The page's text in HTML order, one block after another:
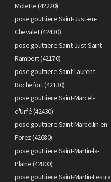
Molette (42220)
pose gouttiere Saint-Just-en-
Chevalet (42430)
pose gouttiere Saint-Just-Saint-
Rambert (42170)
pose gouttiere Saint-Laurent-
Rochefort (42130)
pose gouttiere Saint-Marcel-
d'Urfé (42430)
pose gouttiere Saint-Marcellin-en-
Forez (42680)
pose gouttiere Saint-Martin-la-
Plaine (42800)
pose gouttiere Saint-Martin-Lestra